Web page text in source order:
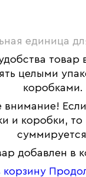
единица
товар
целыми
коробками.
внимание!
и коробки, то
добавлен в
корзину